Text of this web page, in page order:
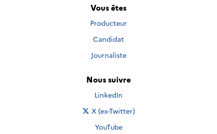
Vous êtes
Producteur
Candidat
Journaliste
Nous suivre
Nous suivre sur
LinkedIn
Nous suivre sur
X (ex-Twitter)
Nous suivre sur
YouTube